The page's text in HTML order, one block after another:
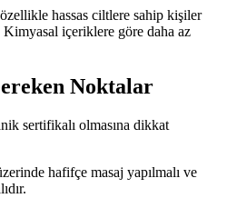
hassas ciltlere sahip kişiler
içeriklere göre daha az
Noktalar
sertifikalı olmasına dikkat
hafifçe masaj yapılmalı ve